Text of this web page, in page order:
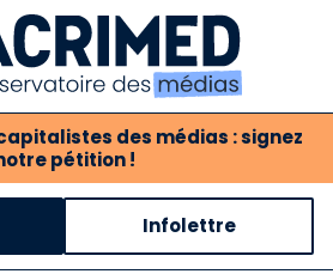
des médias : signez
pétition !
Notre association
critique des médias
Infolettre